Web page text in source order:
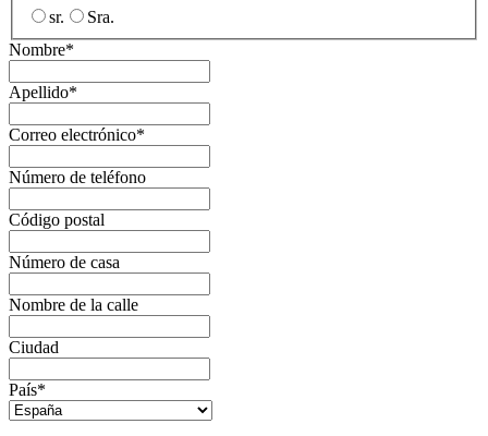
sr.
Sra.
Nombre*
Apellido*
Correo electrónico*
Número de teléfono
Código postal
Número de casa
Nombre de la calle
Ciudad
País*